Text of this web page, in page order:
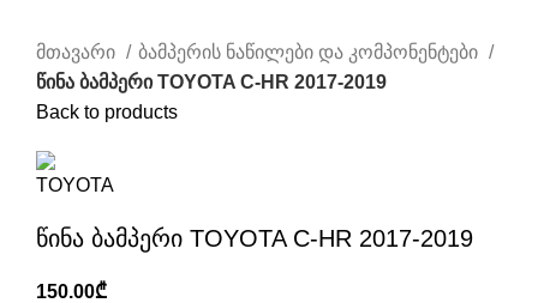
მთავარი
ბამპერის ნაწილები და კომპონენტები
წინა ბამპერი TOYOTA C-HR 2017-2019
Back to products
წინა ბამპერი TOYOTA C-HR 2017-2019
150.00₾